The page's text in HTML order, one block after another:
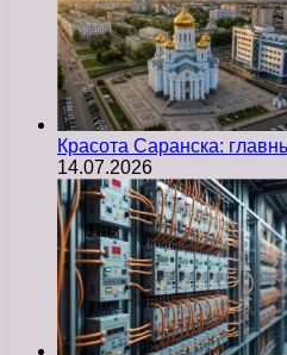
Красота Саранска:
14.07.2026